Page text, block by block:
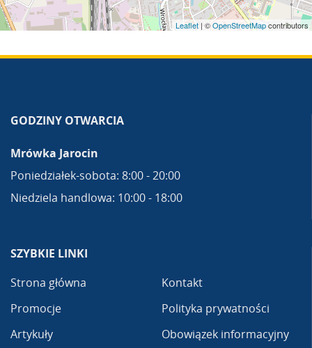
Leaflet| ©OpenStreetMapcontributors
GODZINY OTWARCIA
Mrówka Jarocin
Poniedziałek-sobota: 8:00 - 20:00
Niedziela handlowa: 10:00 - 18:00
SZYBKIE LINKI
Strona główna
Promocje
Artykuły
Kontakt
Polityka prywatności
Obowiązek informacyjny